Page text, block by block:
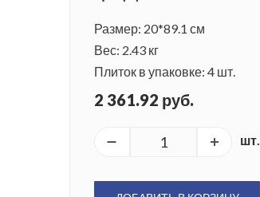
Размер: 20*89.1 см
Вес: 2.43 кг
Плиток в упаковке: 4 шт.
2 361.92 руб.
шт.